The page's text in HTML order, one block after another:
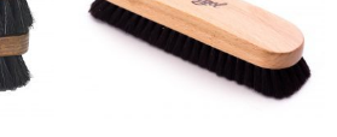
weist
mehrere